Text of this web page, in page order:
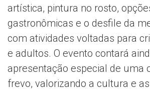
artística, pintura no rosto,
gastronômicas e o desfile da
com atividades voltadas para
e adultos. O evento contará
apresentação especial de uma
frevo, valorizando a cultura e